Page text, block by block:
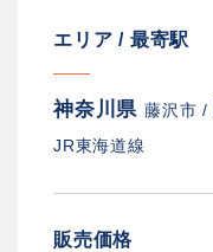
エリア / 最寄駅
神奈川県 藤沢市 /
JR東海道線
販売価格